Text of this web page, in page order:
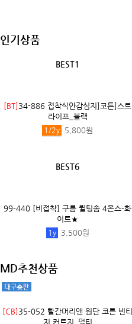
인기상품
BEST1
[BT] 34-886 접착식안감심지]코튼]스트
라이프_블랙
1/2y 5,800원
BEST6
99-440 [비접착] 구름 퀼팅솜 4온스-화
이트★
1 y 3,500원